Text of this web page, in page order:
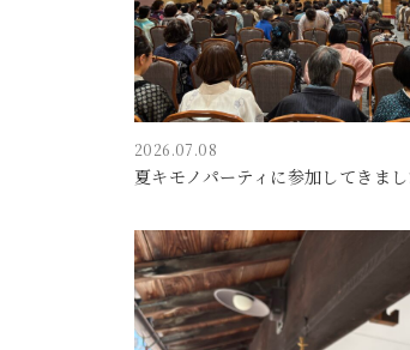
2026.07.08
夏キモノパーティに参加してきま